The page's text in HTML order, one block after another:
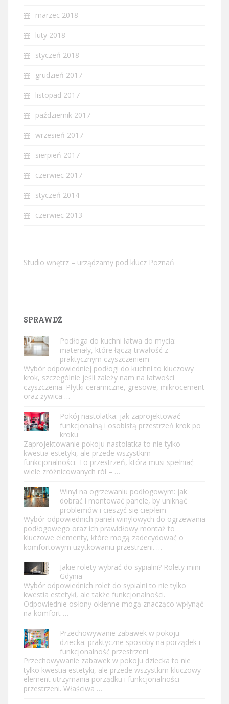
marzec 2018
luty 2018
styczeń 2018
grudzień 2017
listopad 2017
październik 2017
wrzesień 2017
sierpień 2017
czerwiec 2017
styczeń 2014
czerwiec 2013
Studio wnętrz – urządzamy pod klucz Poznań
SPRAWDŹ
Podłoga do kuchni łatwa do mycia:
materiały, które łączą trwałość z
praktycznym czyszczeniem
Wybór odpowiedniej podłogi do kuchni to kluczowy
krok, szczególnie jeśli zależy nam na łatwości
czyszczenia. Płytki ceramiczne, gresowe, mikrocement
oraz żywica …
Pokój nastolatka: jak zaprojektować
funkcjonalną i osobistą przestrzeń krok po
kroku
Zaprojektowanie pokoju nastolatka to nie tylko
kwestia estetyki, ale przede wszystkim
funkcjonalności. To przestrzeń, która musi spełniać
wiele zróżnicowanych ról – …
Winyl na ogrzewaniu podłogowym: jak
dobrać i montować panele, by uniknąć
problemów i cieszyć się ciepłem
Wybór odpowiednich paneli winylowych do ogrzewania
podłogowego oraz ich prawidłowy montaż to
kluczowe elementy, które mogą zadecydować o
komfortowym użytkowaniu przestrzeni. …
Jakie rolety wybrać do sypialni? Rolety mini
Gdynia
Wybór odpowiednich rolet do sypialni to nie tylko
kwestia estetyki, ale także funkcjonalności.
Odpowiednie osłony okienne mogą znacząco wpłynąć
na komfort …
Przechowywanie zabawek w pokoju
dziecka: praktyczne sposoby na porządek i
funkcjonalność przestrzeni
Przechowywanie zabawek w pokoju dziecka to nie
tylko kwestia estetyki, ale przede wszystkim kluczowy
element utrzymania porządku i funkcjonalności
przestrzeni. Właściwa …